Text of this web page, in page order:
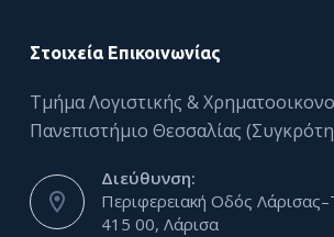
Στοιχεία Επικοινωνίας
Τμήμα Λογιστικής &
Πανεπιστήμιο Θεσσαλίας
Διεύθυνση:
Περιφερειακή Οδός
415 00, Λάρισα